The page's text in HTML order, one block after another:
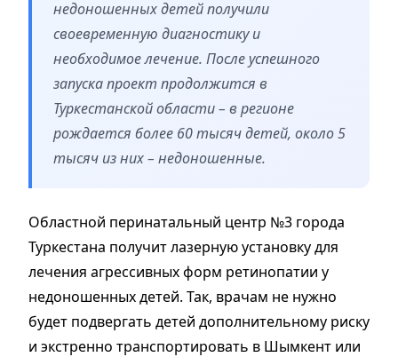
недоношенных детей получили
своевременную диагностику и
необходимое лечение. После успешного
запуска проект продолжится в
Туркестанской области – в регионе
рождается более 60 тысяч детей, около 5
тысяч из них – недоношенные.
Областной перинатальный центр №3 города
Туркестана получит лазерную установку для
лечения агрессивных форм ретинопатии у
недоношенных детей. Так, врачам не нужно
будет подвергать детей дополнительному риску
и экстренно транспортировать в Шымкент или